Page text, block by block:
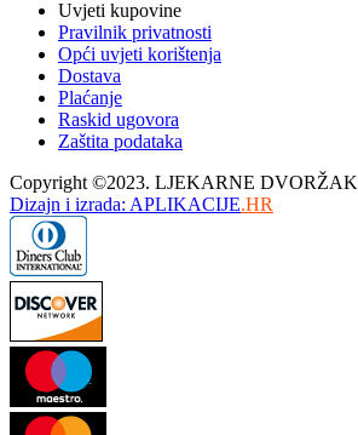
Uvjeti kupovine
Pravilnik privatnosti
Opći uvjeti korištenja
Dostava
Plaćanje
Raskid ugovora
Zaštita podataka
Copyright ©2023. LJEKARNE DVORŽAK
Dizajn i izrada: APLIKACIJE.HR